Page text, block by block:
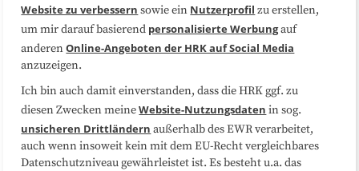
Datenschutzerklärung Impressum
Sitemap
Folgen Sie uns
Website zu verbessern sowie ein Nutzerprofil zu erstellen,
um mir darauf basierend personalisierte Werbungauf
anderenOnline-Angeboten der HRK auf Social Media
anzuzeigen.
Ich bin auch damit einverstanden, dass die HRK ggf. zu
diesen Zwecken meineWebsite-Nutzungsdaten in sog.
unsicheren Drittländern außerhalb des EWR verarbeitet,
auch wenn insoweit kein mit dem EU-Recht vergleichbares
Datenschutzniveau gewährleistet ist. Es besteht u.a. das